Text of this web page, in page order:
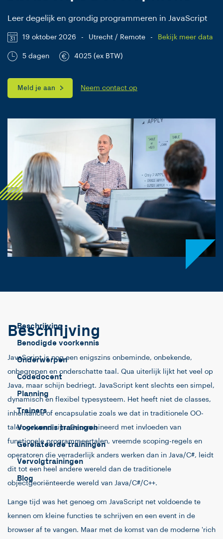
Leer degelijk en grondig programmeren in JavaScript
19 oktober 2026 - Utrecht / Remote - Bekijk meer data
5 dagen 4025 (ex BTW)
Meld je aan Neem contact op
Beschrijving
Benodigde voorkennis
Onderwerpen
Codedocent
Planning
Trainers
Voorkennis trainingen
Gerelateerde trainingen
Vervolgtrainingen
Blog
Beschrijving
JavaScript is nog een enigszins onbeminde, onbekende,
onbegrepen en onderschatte taal. Qua uiterlijk lijkt het veel op
Java, maar schijn bedriegt. JavaScript kent slechts een simpel,
dynamisch en flexibel typesysteem. Het heeft niet de classes,
inheritance of encapsulatie zoals we dat in traditionele OO-
talen gewend zijn. Gecombineerd met invloeden van
functionele programmeertalen, vreemde scoping-regels en
operatoren die verraderlijk anders werken dan in Java/C#, leidt
dit tot een heel andere wereld dan de traditionele
objectgeoriënteerde wereld van Java/C#/C++.
Lange tijd was het genoeg om JavaScript net voldoende te
kennen om kleine functies te schrijven en een event in de
browser af te vangen. Maar met de komst van de moderne 'rich